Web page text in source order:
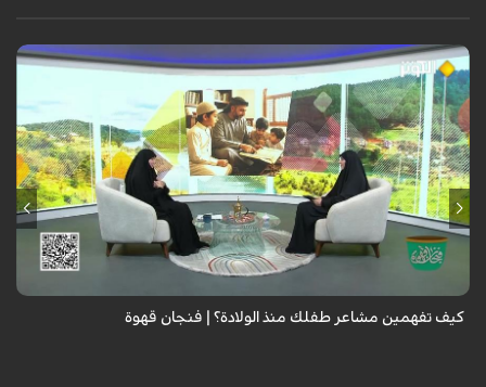
الطفل لا يعرف كيف يعبر عن مشاعره، فتعلمي الفرق بين خوفه وقلقه وتوتره
وحاجته إليك، لتبني شخصية سوية..
كيف تفهمين مشاعر طفلك منذ الولادة؟ | فنجان قهوة